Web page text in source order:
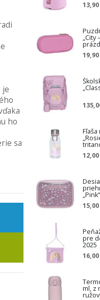
je
ho
sa
„City
pre
2025
ml, z